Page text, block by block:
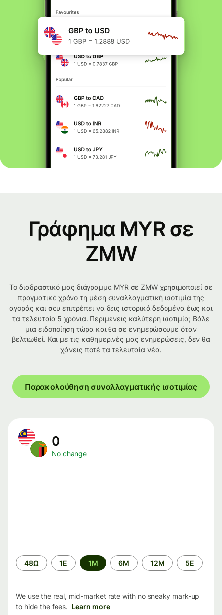
Γράφημα MYR σε
ZMW
Το διαδραστικό μας διάγραμμα MYR σε ZMW χρησιμοποιεί σε
πραγματικό χρόνο τη μέση συναλλαγματική ισοτιμία της
αγοράς και σου επιτρέπει να δεις ιστορικά δεδομένα έως και
τα τελευταία 5 χρόνια. Περιμένεις καλύτερη ισοτιμία; Βάλε
μια ειδοποίηση τώρα και θα σε ενημερώσουμε όταν
βελτιωθεί. Και με τις καθημερινές μας ενημερώσεις, δεν θα
χάνεις ποτέ τα τελευταία νέα.
Παρακολούθηση συναλλαγματικής ισοτιμίας
0
No change
Time
period
48Ω 1Ε 1M 6M 12M 5Ε
We use the real, mid-market rate with no sneaky mark-up
to hide the fees. Learn more